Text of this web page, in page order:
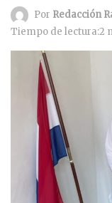
Por Redacción
Tiempo de lectura:2